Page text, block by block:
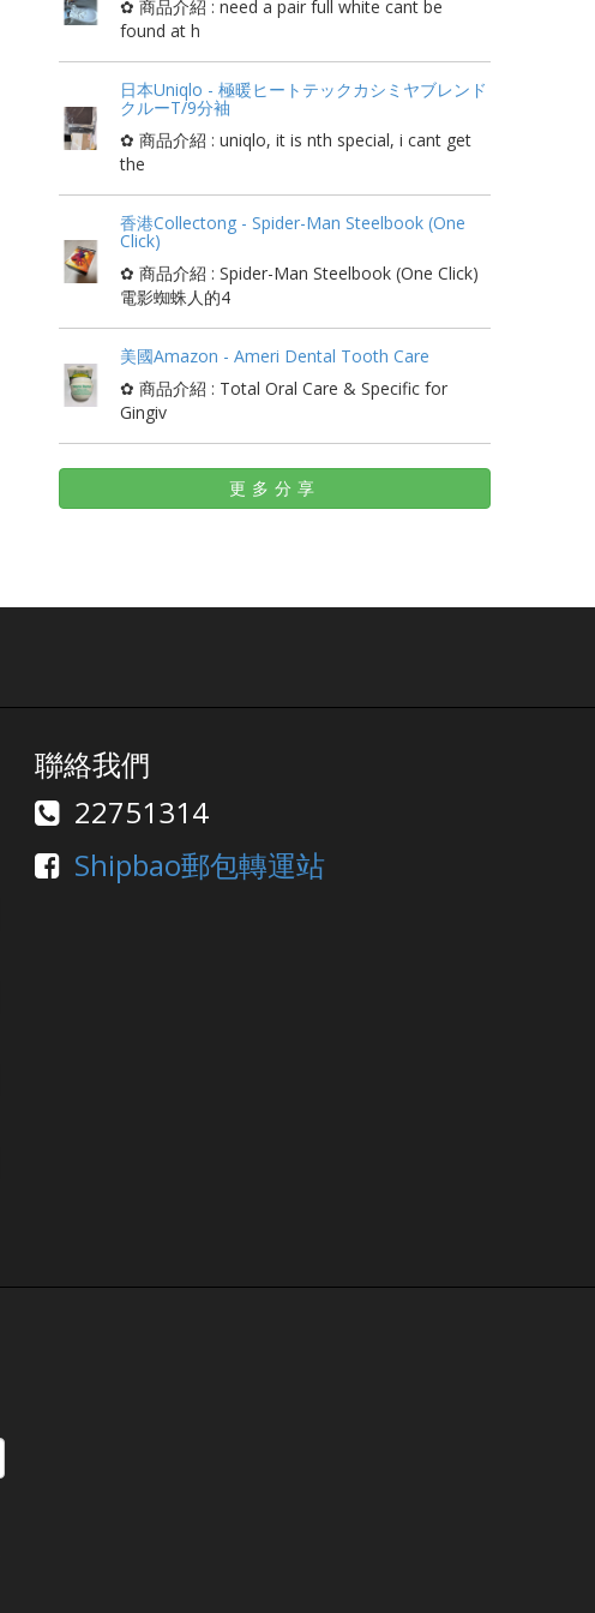
✿ 商品介紹 : need a pair full white cant be
found at h
日本Uniqlo - 極暖ヒートテックカシミヤブレンド
クルーT/9分袖
✿ 商品介紹 : uniqlo, it is nth special, i cant get
the
香港Collectong - Spider-Man Steelbook (One
Click)
✿ 商品介紹 : Spider-Man Steelbook (One Click)
電影蜘蛛人的4
美國Amazon - Ameri Dental Tooth Care
✿ 商品介紹 : Total Oral Care & Specific for
Gingiv
更多分享
聯絡我們
22751314
Shipbao郵包轉運站